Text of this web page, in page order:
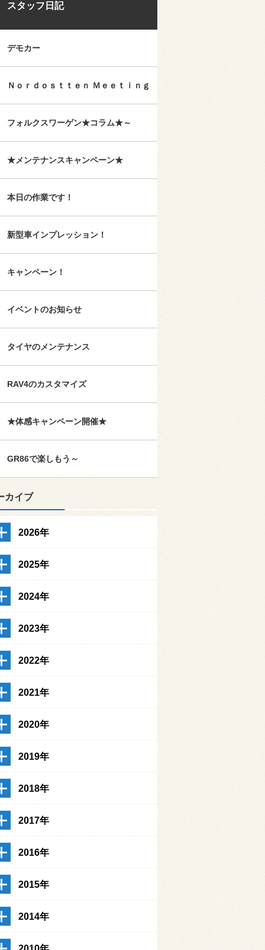
スタッフ日記
デモカー
Ｎｏｒｄｏｓｔｔｅｎ Ｍｅｅｔｉｎｇ
フォルクスワーゲン★コラム★～
★メンテナンスキャンペーン★
本日の作業です！
新型車インプレッション！
キャンペーン！
イベントのお知らせ
タイヤのメンテナンス
RAV4のカスタマイズ
★体感キャンペーン開催★
GR86で楽しもう～
カイブ
2026年
2025年
2024年
2023年
2022年
2021年
2020年
2019年
2018年
2017年
2016年
2015年
2014年